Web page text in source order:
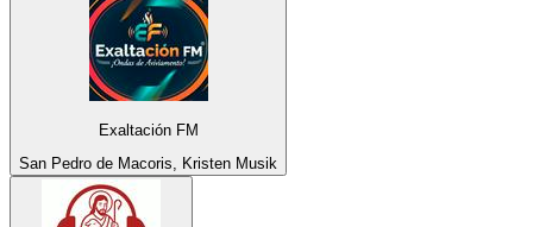
Exaltación FM
San Pedro de Macoris, Kristen Musik